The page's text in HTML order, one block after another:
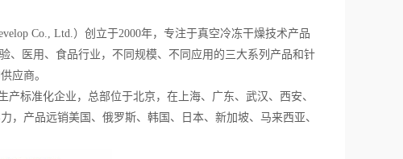
Co., Ltd.）创立于2000年，专注于真空冷冻干燥技术产品
、医用、食品行业，不同规模、不同应用的三大系列产品和针
应商。
标准化企业，总部位于北京，在上海、广东、武汉、西安、
产品远销美国、俄罗斯、韩国、日本、新加坡、马来西亚、